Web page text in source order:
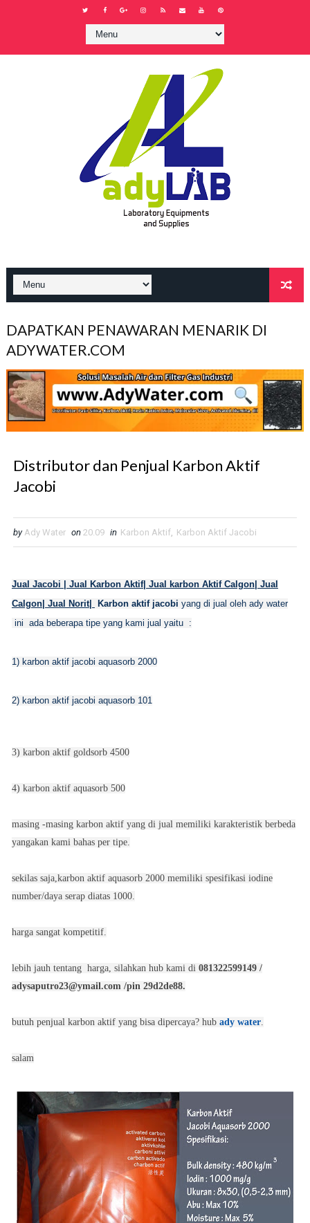
DAPATKAN PENAWARAN MENARIK DI
ADYWATER.COM
Distributor dan Penjual Karbon Aktif
Jacobi
by Ady Water on 20.09 in Karbon Aktif, Karbon Aktif Jacobi
Jual Jacobi | Jual Karbon Aktif| Jual karbon Aktif Calgon| Jual
Calgon| Jual Norit| Karbon aktif jacobi yang di jual oleh ady water
ini ada beberapa tipe yang kami jual yaitu :
1) karbon aktif jacobi aquasorb 2000
2) karbon aktif jacobi aquasorb 101
3) karbon aktif goldsorb 4500
4) karbon aktif aquasorb 500
masing -masing karbon aktif yang di jual memiliki karakteristik berbeda
yangakan kami bahas per tipe.
sekilas saja,karbon aktif aquasorb 2000 memiliki spesifikasi iodine
number/daya serap diatas 1000.
harga sangat kompetitif.
lebih jauh tentang harga, silahkan hub kami di 081322599149 /
adysaputro23@ymail.com /pin 29d2de88.
butuh penjual karbon aktif yang bisa dipercaya? hub ady water.
salam